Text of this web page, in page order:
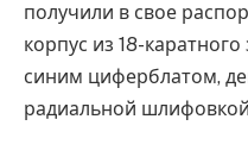
получили в свое
корпус из 18-
синим циферблатом,
радиальной